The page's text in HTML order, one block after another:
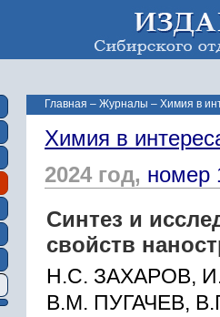
Главная – Журналы – Химия в
Химия в
2024 год, номер
Синтез и
свойств
Н.С. ЗАХАРОВ,
В.М. ПУГАЧЕВ,